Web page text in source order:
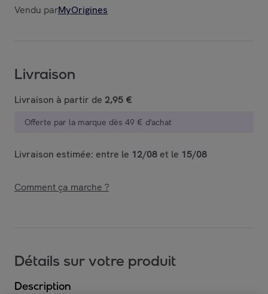
Vendu parMyOrigines
Livraison
Livraison à partir de 2,95 €
Offerte par la marque dès 49 € d'achat
Livraison estimée: entre le 12/08 et le 15/08
Comment ça marche ?
Détails sur votre produit
Description